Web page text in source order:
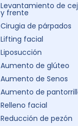
Levantamiento de
y frente
Cirugia de párpados
Lifting facial
Liposucción
Aumento de glúteo
Aumento de Senos
Aumento de
Relleno facial
Reducción de pezón